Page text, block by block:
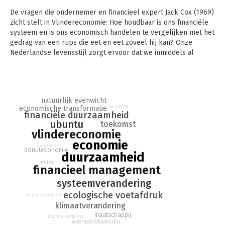
De vragen die ondernemer en financieel expert Jack Cox (1969)
zicht stelt in Vlindereconomie: Hoe houdbaar is ons financiële
systeem en is ons economisch handelen te vergelijken met het
gedrag van een rups die eet en eet zoveel hij kan? Onze
Nederlandse levensstijl zorgt ervoor dat we inmiddels al
Het antwoord vond Cox in de natuur en in de wijsheid van
volkeren die leven volgens de oer-wetten van die natuur. Hij
vond het ook in de Afrikaanse filosofie van Ubuntu, die stelt dat
ieder mens alleen bestaat door anderen.
De analyses van een aantal spraakmakende economen,
historici en politici vormden voor Cox de basis van de
uitgangspunten voor zijn Vlindereconomie. Zoals een rups
transformeert naar een vlinder, zo zal onze economische
denkwijze moeten verschuiven van groei naar ontwikkeling.
economie
duurzaamheid
financieel management
vlindereconomie
systeemverandering
ubuntu
financiële duurzaamheid
ecologische voetafdruk
toekomst
klimaatverandering
economische transformatie
natuurlijk evenwicht
donuteconomie
maatschappij
overheidsfinanciën
milieu
eurozone
kapitaalverdeling
eurozone
kapitaalverdeling